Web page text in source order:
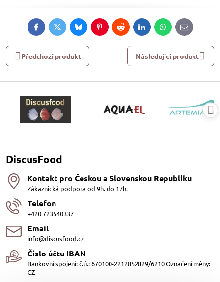
FacebookTwitterBlueskyPinterestRedditLinkedInWhatsApp
E-
mail
Předchozí produkt Následující produkt
DiscusFood
Kontakt pro Českou a Slovenskou Republiku
Zákaznická podpora od 9h. do 17h.
Telefon
+420 723540337
Email
info@discusfood.cz
Číslo účtu IBAN
Bankovní spojení: č.ú.: 670100-2212852829/6210 Označení měny:
CZ